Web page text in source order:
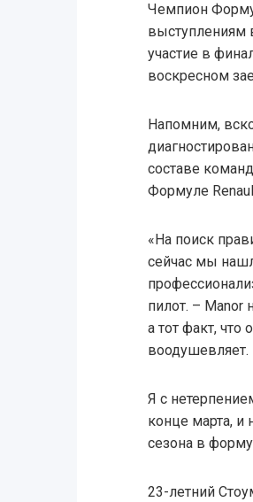
Чемпион
выступлениям
участие в
воскресном
Напомним,
составе
Формуле
«На поиск
сейчас мы
пилот. –
а тот факт,
воодушевляет.
Я с
конце марта, и
сезона в
23-летний